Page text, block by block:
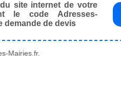
site internet de votre
le code Adresses-
demande de devis
Mairies.fr.